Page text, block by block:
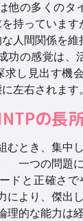
他の多くのタ
持っています
人間関係を維
功の感覚は、
求し見出す機
左右されます
の長
むとき、集中
一つの問題
ドと正確さ
により、傑出
理的な能力は